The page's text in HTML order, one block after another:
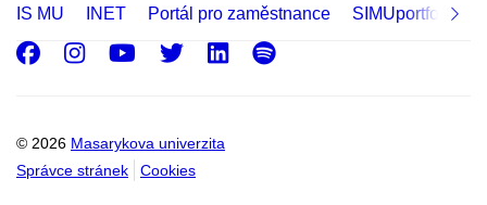
IS MU INET Portál pro zaměstnance SIMUportfolio
© 2026 Masarykova univerzita
Správce stránek
Cookies
Facebook
Instagram
Youtube
Twitter
LinkedIn
Spotify